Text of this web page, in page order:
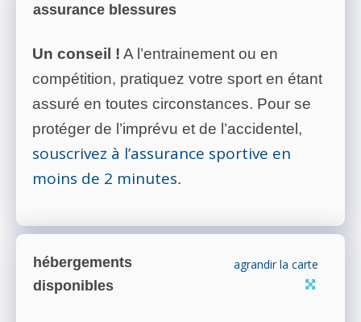
assurance blessures
Un conseil ! A l’entrainement ou en
compétition, pratiquez votre sport en étant
assuré en toutes circonstances. Pour se
protéger de l’imprévu et de l’accidentel,
souscrivez à l’assurance sportive en
moins de 2 minutes.
hébergements
disponibles
agrandir la carte